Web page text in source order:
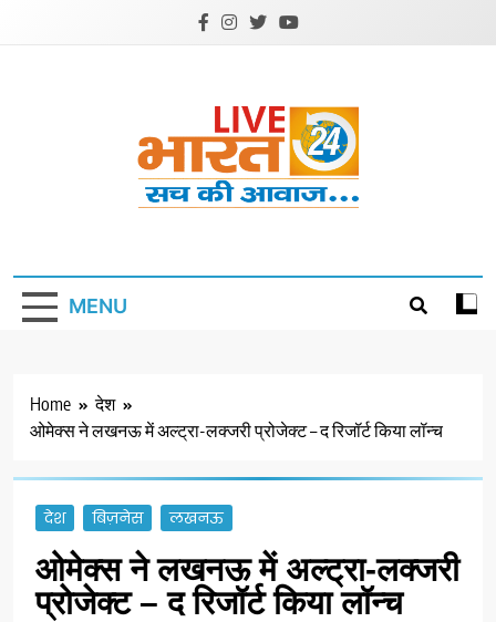
MENU
Home
देश
ओमेक्स ने लखनऊ में अल्ट्रा-लक्जरी प्रोजेक्ट – द रिजॉर्ट किया लॉन्च
देश बिज़नेस लखनऊ
ओमेक्स ने लखनऊ में अल्ट्रा-लक्जरी
प्रोजेक्ट – द रिजॉर्ट किया लॉन्च